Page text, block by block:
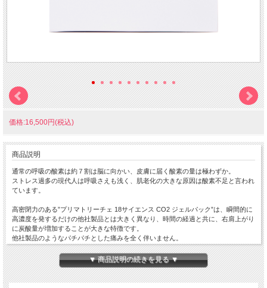
価格:16,500円(税込)
商品説明
通常の呼吸の酸素は約７割は脳に向かい、皮膚に届く酸素の量は極わずか。
ストレス過多の現代人は呼吸さえも浅く、肌老化の大きな原因は酸素不足と言われ
ています。
高密閉力のある”プリマトリーチェ 18サイエンス CO2 ジェルパック”は、瞬間的に
高濃度を発するだけの他社製品とは大きく異なり、時間の経過と共に、右肩上がり
に炭酸量が増加することが大きな特徴です。
他社製品のようなパチパチとした痛みを全く伴いません。
CO2の効果で血管が拡張し、血行が促進され、新陳代謝が活発になることで、肌の
くすみやツヤ、ハリを改善し、肌本来をパワーアップさせます。
▼ 商品説明の続きを見る ▼